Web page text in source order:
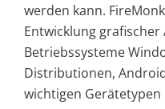
werden kann.
Entwicklung
Betriebssysteme
Distributionen,
wichtigen